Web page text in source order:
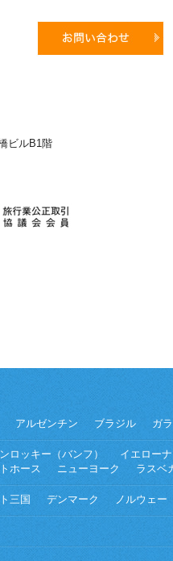
ビルB1階
アルゼンチン ブラジル ガ
ロッキー（バンフ） イエロー
ホース ニューヨーク ラスベ
三国 デンマーク ノルウェー